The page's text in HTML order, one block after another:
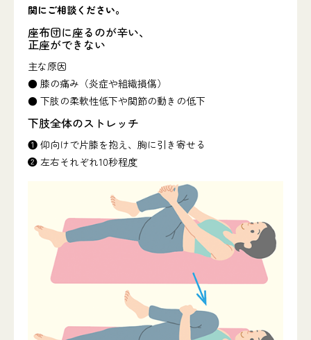
関にご相談ください。
座布団に座るのが辛い、
正座ができない
主な原因
● 膝の痛み（炎症や組織損傷）
● 下肢の柔軟性低下や関節の動きの低下
下肢全体のストレッチ
❶ 仰向けで片膝を抱え、胸に引き寄せる
❷ 左右それぞれ10秒程度